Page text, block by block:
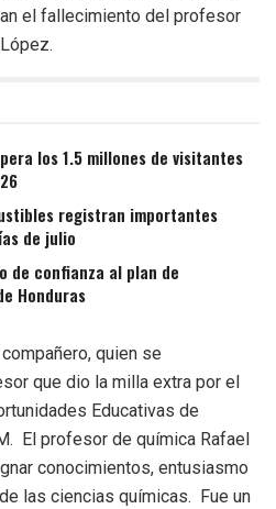
el fallecimiento del profesor
los 1.5 millones de visitantes
registran importantes
de julio
de confianza al plan de
Honduras
quien se
que dio la milla extra por el
Educativas de
El profesor de química Rafael
conocimientos, entusiasmo
las ciencias químicas. Fue un